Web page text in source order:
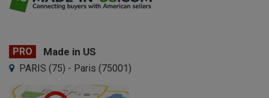
PRO Made in US
PARIS (75) - Paris (75001)